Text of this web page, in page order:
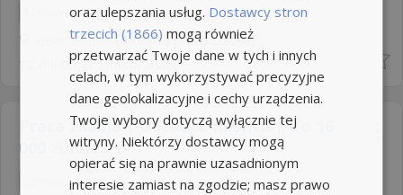
Umowa o pracę Rodzaj pracy: Stała
Zielona Góra(możliwa praca zdalna)
12 dni temu zinfopraca.pl
Praca zdalna | Doradca Klienta | Do 16
000 zł/mies...
Umowa o pracę Rodzaj pracy: Stała
oraz ulepszania usług. Dostawcy stron
trzecich (1866) mogą również
przetwarzać Twoje dane w tych i innych
celach, w tym wykorzystywać precyzyjne
dane geolokalizacyjne i cechy urządzenia.
Twoje wybory dotyczą wyłącznie tej
witryny. Niektórzy dostawcy mogą
opierać się na prawnie uzasadnionym
interesie zamiast na zgodzie; masz prawo